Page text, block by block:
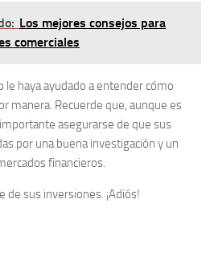
Los mejores consejos para
comerciales
le haya ayudado a entender cómo
manera. Recuerde que, aunque es
asegurarse de que sus
por una buena investigación y un
financieros.
de sus inversiones. ¡Adiós!